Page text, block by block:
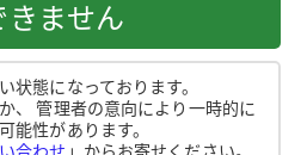
ません
状態になっております。
、 管理者の意向により一時的に
能性があります。
合わせ 」からお寄せください。